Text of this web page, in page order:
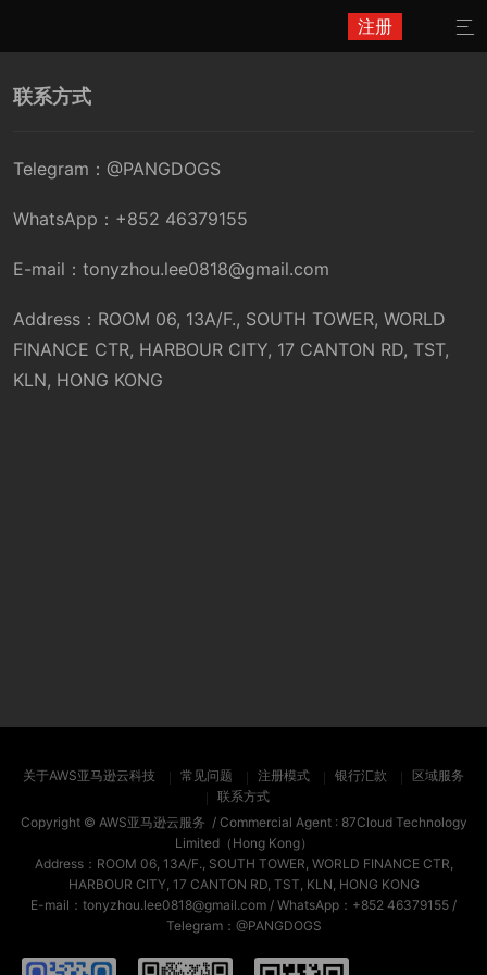
注册 
联系方式
Telegram：@PANGDOGS
WhatsApp：+852 46379155
E-mail：tonyzhou.lee0818@gmail.com
Address：ROOM 06, 13A/F., SOUTH TOWER, WORLD
FINANCE CTR, HARBOUR CITY, 17 CANTON RD, TST,
KLN, HONG KONG
关于AWS亚马逊云科技 常见问题 注册模式 银行汇款
区域服务
联系方式
Copyright © AWS亚马逊云服务 / Commercial Agent : 87Cloud Technology
Limited（Hong Kong）
Address：ROOM 06, 13A/F., SOUTH TOWER, WORLD FINANCE CTR,
HARBOUR CITY, 17 CANTON RD, TST, KLN, HONG KONG
E-mail：tonyzhou.lee0818@gmail.com / WhatsApp：+852 46379155 /
Telegram：@PANGDOGS